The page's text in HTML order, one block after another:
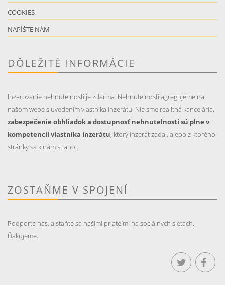
COOKIES
NAPÍŠTE NÁM
DÔLEŽITÉ INFORMÁCIE
Inzerovanie nehnutelností je zdarma. Nehnuteľnosti agregujeme na
našom webe s uvedením vlastníka inzerátu. Nie sme realitná kancelária,
zabezpečenie obhliadok a dostupnosť nehnutelnosti sú plne v
kompetencií vlastníka inzerátu, ktorý inzerát zadal, alebo z ktorého
stránky sa k nám stiahol.
ZOSTAŇME V SPOJENÍ
Podporte nás, a staňte sa našími priateľmi na sociálnych sieťach.
Ďakujeme.